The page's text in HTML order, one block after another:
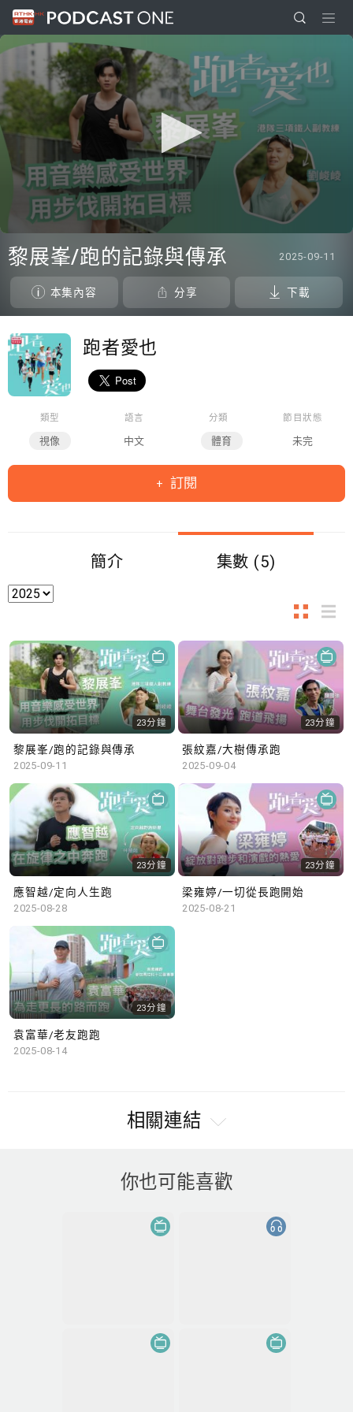
seconds
of
23
minutes,
seconds
黎展峯/跑的記錄與傳承 2025-09-11
本集內容 分享 下載
跑者愛也
類型
視像
語言
中文
分類
體育
節目狀態
未完
訂閱
簡介 集數 (5)
23分鐘
黎展峯/跑的記錄與傳承
2025-09-11
23分鐘
張紋嘉/大樹傳承跑
2025-09-04
23分鐘
應智越/定向人生跑
2025-08-28
23分鐘
梁雍婷/一切從長跑開始
2025-08-21
23分鐘
袁富華/老友跑跑
2025-08-14
相關連結
你也可能喜歡